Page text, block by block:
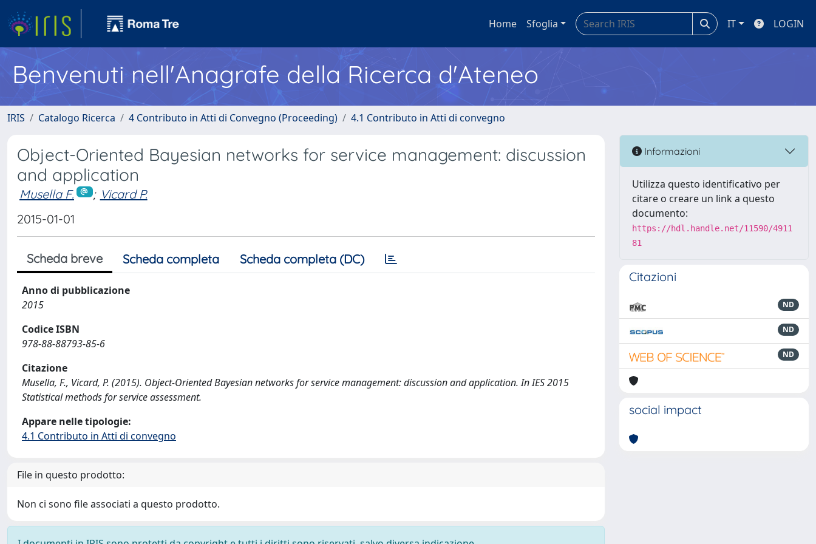
Home Sfoglia IT LOGIN
Benvenuti nell'Anagrafe della Ricerca d'Ateneo
IRIS Catalogo Ricerca 4 Contributo in Atti di Convegno (Proceeding) 4.1 Contributo in Atti di convegno
Object-Oriented Bayesian networks for service management: discussion
and application
Musella F. ; Vicard P.
2015-01-01
Scheda breve Scheda completa Scheda completa (DC)
Anno di pubblicazione
2015
Codice ISBN
978-88-88793-85-6
Citazione
Musella, F., Vicard, P. (2015). Object-Oriented Bayesian networks for service management: discussion and application. In IES 2015
Statistical methods for service assessment.
Appare nelle tipologie:
4.1 Contributo in Atti di convegno
File in questo prodotto:
Non ci sono file associati a questo prodotto.
Informazioni
Utilizza questo identificativo per
citare o creare un link a questo
documento:
https://hdl.handle.net/11590/4911
81
Citazioni
ND
ND
ND
social impact